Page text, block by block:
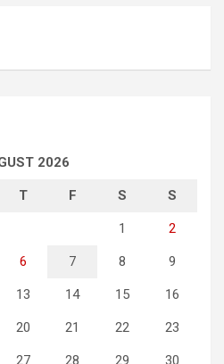
2026
T F S S
1 2
6 7 8 9
13 14 15 16
20 21 22 23
27 28 29 30